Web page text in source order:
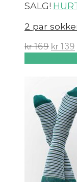
SALG!
2 par
kr169 kr 139